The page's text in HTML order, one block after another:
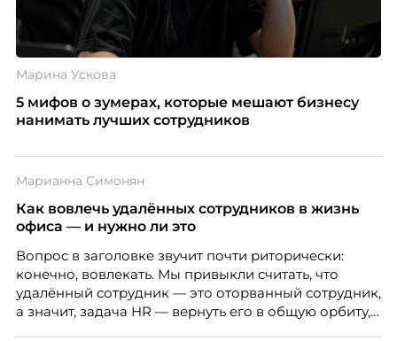
Марина Ускова
5 мифов о зумерах, которые мешают бизнесу
нанимать лучших сотрудников
Марианна Симонян
Как вовлечь удалённых сотрудников в жизнь
офиса — и нужно ли это
Вопрос в заголовке звучит почти риторически:
конечно, вовлекать. Мы привыкли считать, что
удалённый сотрудник — это оторванный сотрудник,
а значит, задача HR — вернуть его в общую орбиту,